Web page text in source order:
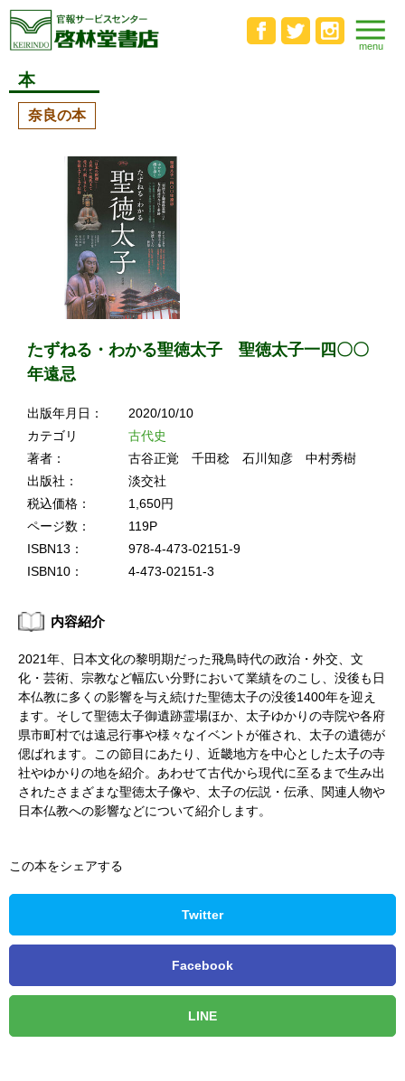
本
奈良の本
たずねる・わかる聖徳太子 聖徳太子一四〇〇
年遠忌
出版年月日：
2020/10/10
カテゴリ
古代史
著者：
古谷正覚 千田稔 石川知彦 中村秀樹
出版社：
淡交社
税込価格：
1,650円
ページ数：
119P
ISBN13：
978-4-473-02151-9
ISBN10：
4-473-02151-3
内容紹介
2021年、日本文化の黎明期だった飛鳥時代の政治・外交、文
化・芸術、宗教など幅広い分野において業績をのこし、没後も日
本仏教に多くの影響を与え続けた聖徳太子の没後1400年を迎え
ます。そして聖徳太子御遺跡霊場ほか、太子ゆかりの寺院や各府
県市町村では遠忌行事や様々なイベントが催され、太子の遺徳が
偲ばれます。この節目にあたり、近畿地方を中心とした太子の寺
社やゆかりの地を紹介。あわせて古代から現代に至るまで生み出
されたさまざまな聖徳太子像や、太子の伝説・伝承、関連人物や
日本仏教への影響などについて紹介します。
この本をシェアする
Twitter
Facebook
LINE